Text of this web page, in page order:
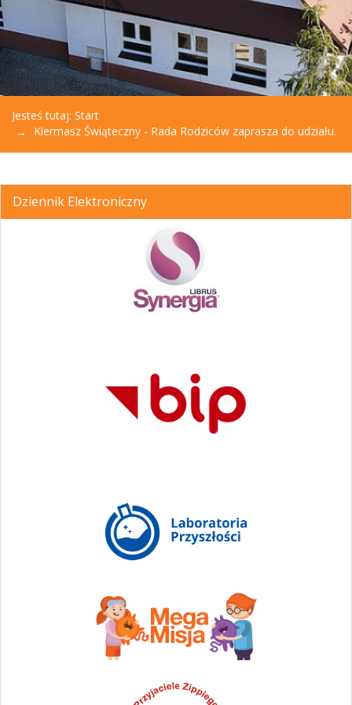
Jesteś tutaj: Start
Kiermasz Świąteczny - Rada Rodziców zaprasza do udziału.
Dziennik Elektroniczny